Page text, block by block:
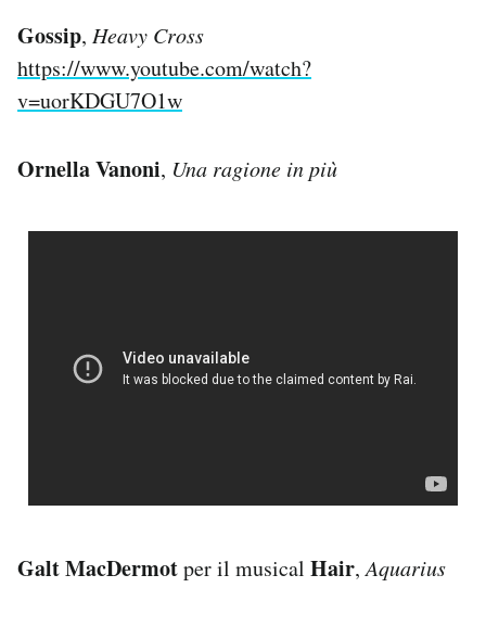
Gossip, Heavy Cross
https://www.youtube.com/watch?
v=uorKDGU7O1w
Ornella Vanoni, Una ragione in più
Galt MacDermotper il musical Hair,Aquarius